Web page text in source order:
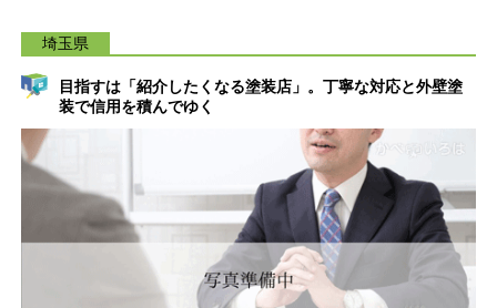
埼玉県
目指すは「紹介したくなる塗装店」。丁寧な対応と外壁塗
装で信用を積んでゆく